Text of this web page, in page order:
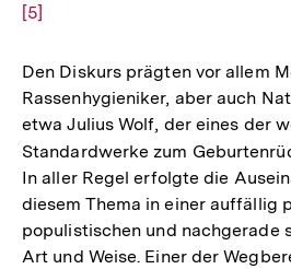
[5]
Den Diskurs prägten vor allem
Rassenhygieniker, aber auch
etwa Julius Wolf, der eines der
Standardwerke zum
In aller Regel erfolgte die
diesem Thema in einer auffällig
populistischen und nachgerade
Art und Weise. Einer der